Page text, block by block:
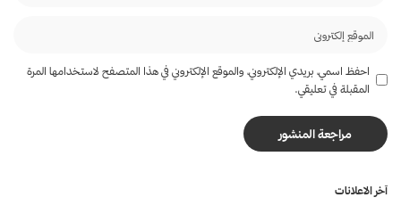
احفظ اسمي، بريدي الإلكتروني، والموقع الإلكتروني في هذا المتصفح لاستخدامها المرة
المقبلة في تعليقي.
آخر الاعلانات